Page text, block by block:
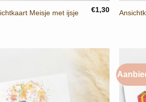
Meisje met ijsje €1,30